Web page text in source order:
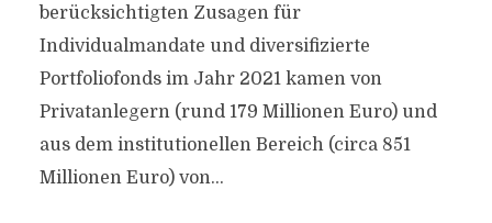
berücksichtigten Zusagen für
Individualmandate und diversifizierte
Portfoliofonds im Jahr 2021 kamen von
Privatanlegern (rund 179 Millionen Euro) und
aus dem institutionellen Bereich (circa 851
Millionen Euro) von...